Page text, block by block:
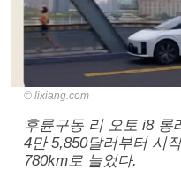
lixiang.com
후륜구동 리 오토 i8 롱
4만 5,850달러부터 시
780km로 늘었다.